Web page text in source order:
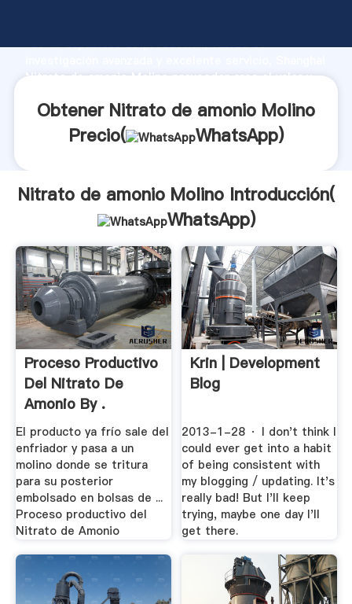
fuerte capacidad de producción, fuerza de
Nitrato de amonio Molino proveedor crea el valor y
Obtener Nitrato de amonio Molino
Precio(
WhatsApp)
Nitrato de amonio Molino Introducción(
WhatsApp)
Proceso Productivo
Del Nitrato De
Amonio By .
El producto ya frío sale del
enfriador y pasa a un
molino donde se tritura
para su posterior
embolsado en bolsas de ...
Proceso productivo del
Nitrato de Amonio
Krin | Development
Blog
2013-1-28 · I don't think I
could ever get into a habit
of being consistent with
my blogging / updating. It's
really bad! But I'll keep
trying, maybe one day I'll
get there.